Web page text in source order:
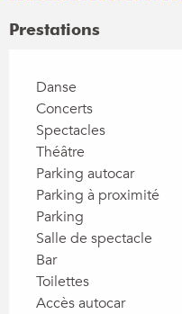
Prestations
Danse
Concerts
Spectacles
Théâtre
Parking autocar
Parking à proximité
Parking
Salle de spectacle
Bar
Toilettes
Accès autocar